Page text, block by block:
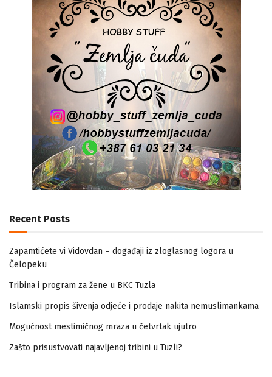
Recent Posts
Zapamtićete vi Vidovdan – događaji iz zloglasnog logora u
Čelopeku
Tribina i program za žene u BKC Tuzla
Islamski propis šivenja odjeće i prodaje nakita nemuslimankama
Mogućnost mestimičnog mraza u četvrtak ujutro
Zašto prisustvovati najavljenoj tribini u Tuzli?